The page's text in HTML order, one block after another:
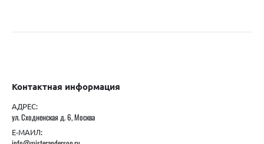
Контактная информация
АДРЕС:
ул. Сходненская д. 6, Москва
Е-МАИЛ: